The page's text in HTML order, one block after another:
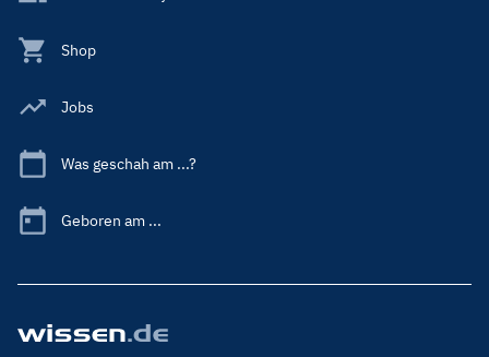
Shop
Jobs
Was geschah am ...?
Geboren am ...